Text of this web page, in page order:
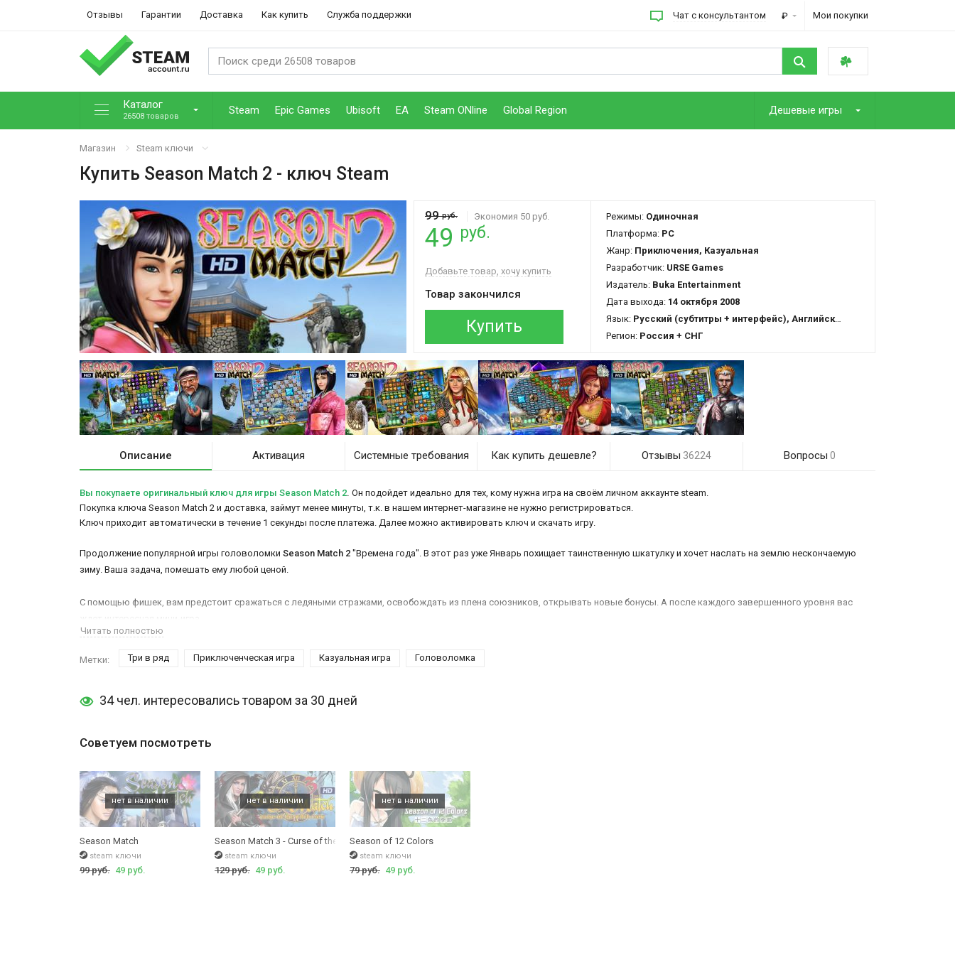
Отзывы Гарантии Доставка Как купить Служба поддержки Чат с консультантом ₽ Мои покупки
Каталог
26508 товаров Steam Epic Games Ubisoft EA Steam ONline Global Region Дешевые игры
Магазин Steam ключи
Купить Season Match 2 - ключ Steam
99руб. Экономия 50 руб.
49 руб.
Добавьте товар, хочу купить
Товар закончился
Купить
Режимы: Одиночная
Платформа: PC
Жанр: Приключения, Казуальная
Разработчик: URSE Games
Издатель: Buka Entertainment
Дата выхода: 14 октября 2008
Язык: Русский (субтитры + интерфейс), Английский (субтитры + интерфейс)
Регион: Россия + СНГ
Описание Активация Системные требования Как купить дешевле? Отзывы 36224 Вопросы 0
Вы покупаете оригинальный ключ для игры Season Match 2. Он подойдет идеально для тех, кому нужна игра на своём личном аккаунте steam.
Покупка ключа Season Match 2 и доставка, займут менее минуты, т.к. в нашем интернет-магазине не нужно регистрироваться.
Ключ приходит автоматически в течение 1 секунды после платежа. Далее можно активировать ключ и скачать игру.
Продолжение популярной игры головоломки Season Match 2 "Времена года". В этот раз уже Январь похищает таинственную шкатулку и хочет наслать на землю нескончаемую
зиму. Ваша задача, помешать ему любой ценой.
С помощью фишек, вам предстоит сражаться с ледяными стражами, освобождать из плена союзников, открывать новые бонусы. А после каждого завершенного уровня вас
А здесь можнокупить аккаунт Sea of Thieves
Читать полностью
Метки: Три в ряд Приключенческая игра Казуальная игра Головоломка
34 чел. интересовались товаром за 30 дней
Советуем посмотреть
Season Match
steam ключи
99 руб. 49 руб.
Season Match 3 - Curse of the Witch Crow
steam ключи
129 руб. 49 руб.
Season of 12 Colors
steam ключи
79 руб. 49 руб.